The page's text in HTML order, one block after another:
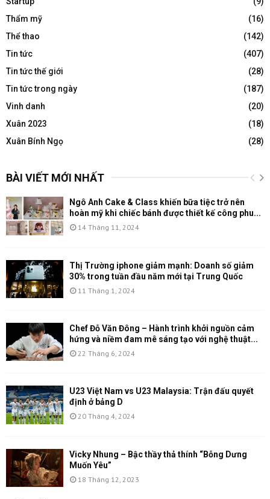
Thẩm mỹ
(16)
Thể thao
(142)
Tin tức
(407)
Tin tức thế giới
(28)
Tin tức trong ngày
(187)
Vinh danh
(20)
Xuân 2023
(18)
Xuân Bính Ngọ
(28)
BÀI VIẾT MỚI NHẤT
Ngô Anh Cake & Class khiến bữa tiệc trở nên
hoàn mỹ khi chiếc bánh được thiết kế công phu...
14 Tháng 11, 2024
Thị Trường iphone giảm mạnh: Doanh số giảm
30% trong tuần đầu năm mới tại Trung Quốc
11 Tháng 1, 2024
Chef Đỗ Văn Đông – Hành trình khởi nguồn cảm
hứng và niềm đam mê sáng tạo với nghệ thuật...
22 Tháng 6, 2024
U23 Việt Nam vs U23 Malaysia: Trận đấu quyết
định ở bảng D
20 Tháng 4, 2024
Vicky Nhung – Bậc thầy thả thính “Bỗng Dưng
Muốn Yêu”
18 Tháng 12, 2023